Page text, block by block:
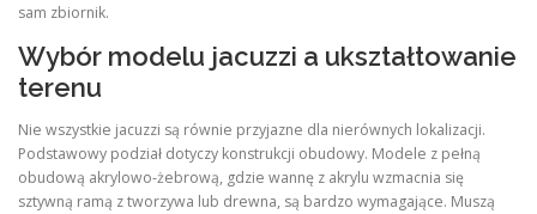
sam zbiornik.
Wybór modelu jacuzzi a ukształtowanie
terenu
Nie wszystkie jacuzzi są równie przyjazne dla nierównych lokalizacji.
Podstawowy podział dotyczy konstrukcji obudowy. Modele z pełną
obudową akrylowo-żebrową, gdzie wannę z akrylu wzmacnia się
sztywną ramą z tworzywa lub drewna, są bardzo wymagające. Muszą